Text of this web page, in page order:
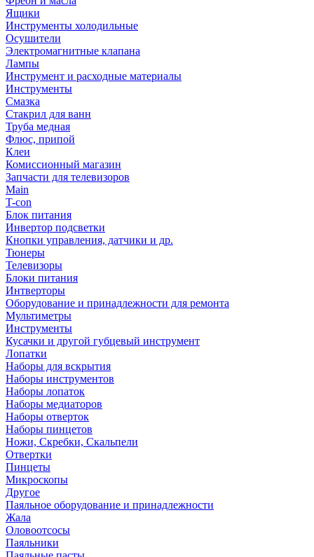
Ящики
Инструменты холодильные
Осушители
Электромагнитные клапана
Лампы
Инструмент и расходные материалы
Инструменты
Смазка
Стакрил для ванн
Труба медная
Флюс, припой
Клеи
Комиссионный магазин
Запчасти для телевизоров
Main
T-con
Блок питания
Инвертор подсветки
Кнопки управления, датчики и др.
Тюнеры
Телевизоры
Блоки питания
Интверторы
Оборудование и принадлежности для ремонта
Мультиметры
Инструменты
Кусачки и другой губцевый инструмент
Лопатки
Наборы для вскрытия
Наборы инструментов
Наборы лопаток
Наборы медиаторов
Наборы отверток
Наборы пинцетов
Ножи, Скребки, Скальпели
Отвертки
Пинцеты
Микроскопы
Другое
Паяльное оборудование и принадлежности
Жала
Оловоотсосы
Паяльники